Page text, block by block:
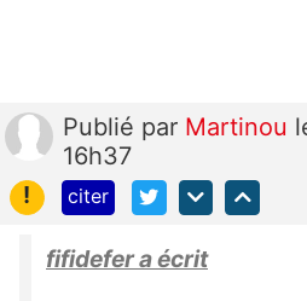
Publié par Martinou
16h37
!
citer
fifidefer a écrit